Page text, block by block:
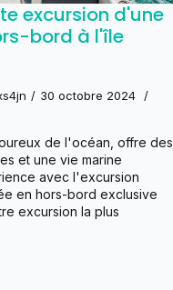
excursion d'une
bord à l'île
30 octobre 2024
de l'océan, offre des
et une vie marine
avec l'excursion
en hors-bord exclusive
excursion la plus